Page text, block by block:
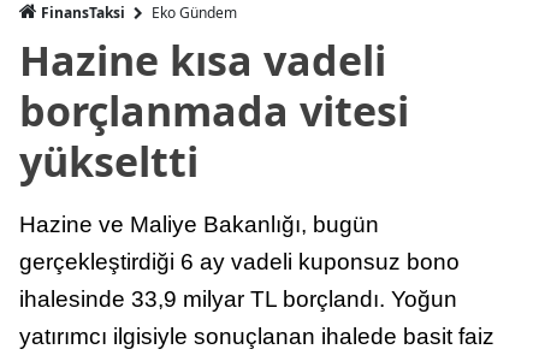
FinansTaksi Eko Gündem
Hazine kısa vadeli
borçlanmada vitesi
yükseltti
Hazine ve Maliye Bakanlığı, bugün
gerçekleştirdiği 6 ay vadeli kuponsuz bono
ihalesinde 33,9 milyar TL borçlandı. Yoğun
yatırımcı ilgisiyle sonuçlanan ihalede basit faiz